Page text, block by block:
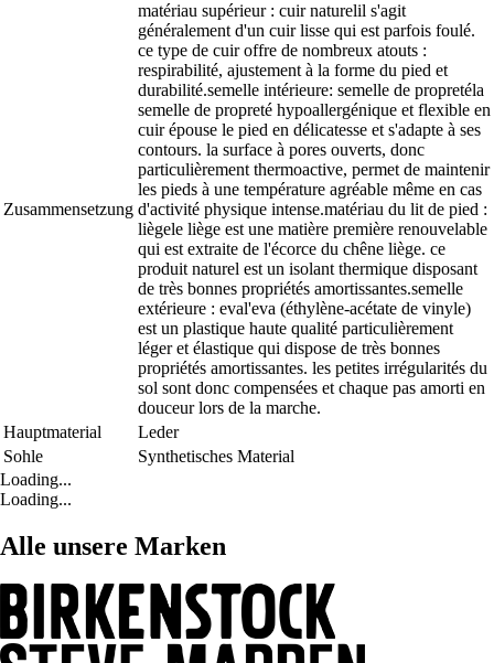
Zusammensetzung
matériau supérieur : cuir naturelil s'agit
généralement d'un cuir lisse qui est parfois foulé.
ce type de cuir offre de nombreux atouts :
respirabilité, ajustement à la forme du pied et
durabilité.semelle intérieure: semelle de propretéla
semelle de propreté hypoallergénique et flexible en
cuir épouse le pied en délicatesse et s'adapte à ses
contours. la surface à pores ouverts, donc
particulièrement thermoactive, permet de maintenir
les pieds à une température agréable même en cas
d'activité physique intense.matériau du lit de pied :
liègele liège est une matière première renouvelable
qui est extraite de l'écorce du chêne liège. ce
produit naturel est un isolant thermique disposant
de très bonnes propriétés amortissantes.semelle
extérieure : eval'eva (éthylène-acétate de vinyle)
est un plastique haute qualité particulièrement
léger et élastique qui dispose de très bonnes
propriétés amortissantes. les petites irrégularités du
sol sont donc compensées et chaque pas amorti en
douceur lors de la marche.
Hauptmaterial
Leder
Sohle
Synthetisches Material
Loading...
Loading...
Alle unsere Marken